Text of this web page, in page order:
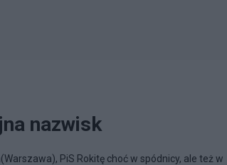
nazwisk
PiS Rokitę choć w spódnicy, ale też w